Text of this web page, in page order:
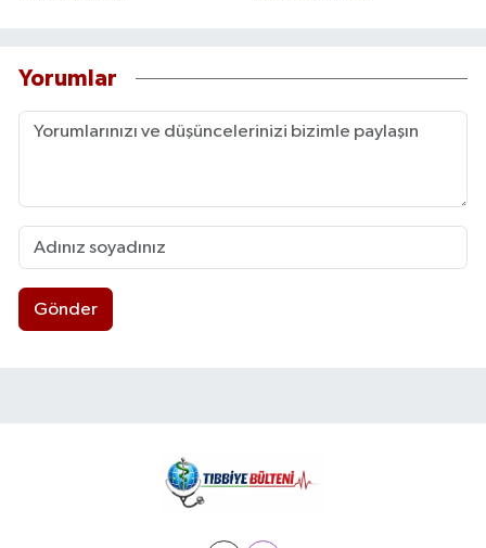
Yorumlar
Gönder